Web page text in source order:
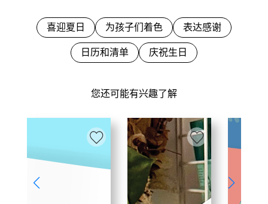
您还可能有兴趣了解
喜迎夏日 为孩子们着色 表达感谢
日历和清单 庆祝生日